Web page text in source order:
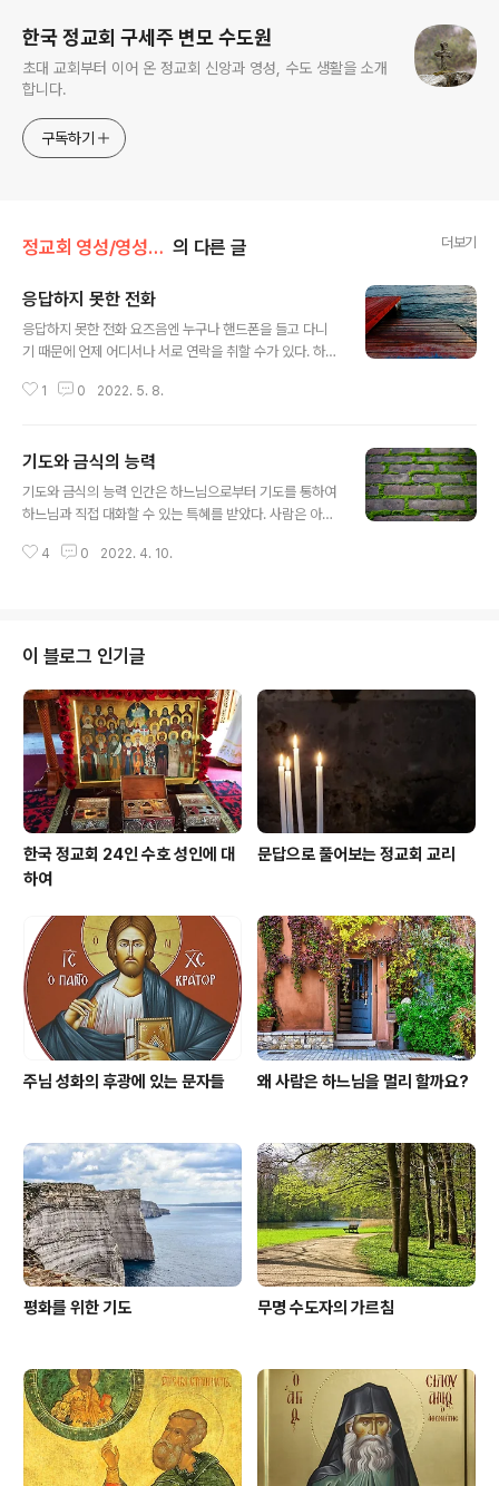
한국 정교회 구세주 변모 수도원
초대 교회부터 이어 온 정교회 신앙과 영성, 수도 생활을 소개
합니다.
구독하기
정교회 영성/영성의 샘터 의 다른 글 더보기
응답하지 못한 전화
응답하지 못한 전화 요즈음엔 누구나 핸드폰을 들고 다니
기 때문에 언제 어디서나 서로 연락을 취할 수가 있다. 하지
놓은 바람에 전화가 걸려 왔는데도 받지 못한 경우가 가끔
인을 한다. 하느님께서 우리를 부르실 때도 이와 비슷한 일
이 일어난다. 어떤 경우에는 우리는 하느님의 부르심을 금
방 느끼고 이에 응답을 한다. 하지만 하느님의 부르심이나
실을 전혀 느끼지 못하는 경우도 있다. 나중에 비록 뒤늦게
1 0 2022. 5. 8.
기도와 금식의 능력
기도와 금식의 능력 인간은 하느님으로부터 기도를 통하여
하느님과 직접 대화할 수 있는 특혜를 받았다. 사람은 아무
놓고 하느님으로부터 그 문제 해결의 능력과 방법을 기다
령이기 때문에 인류와 함께 생긴 법이라고 할 수 있다는 것
이다. 기도와 금식은 믿는 사람의 강력한 무기이다. 주님께
서는 오늘 복음에 나오는 아이를 괴롭힌 악령을 더러운 악
령이라고 하셨는데, 이러한 악령은 기도와 금식이 아니면
아무것으로도 쫓아버릴 수가 없다는 것을 확인해 주셨다.
주님과 악령이 든 아이 아버지의 대화는..
4 0 2022. 4. 10.
이 블로그 인기글
한국 정교회 24인 수호 성인에 대
하여
문답으로 풀어보는 정교회 교리
주님 성화의 후광에 있는 문자들 왜 사람은 하느님을 멀리 할까요?
평화를 위한 기도 무명 수도자의 가르침